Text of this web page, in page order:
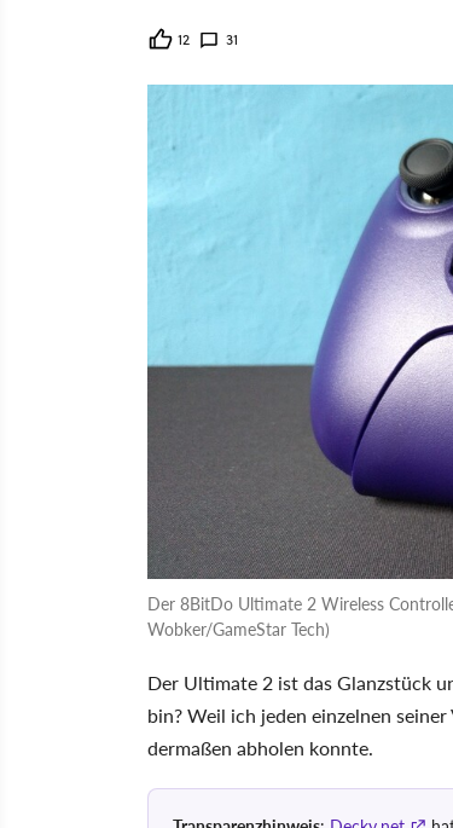
12 31
Der 8BitDo Ultimate 2 Wireless
Wobker/GameStar Tech)
Der Ultimate 2 ist das Glanzstück
bin? Weil ich jeden einzelnen
dermaßen abholen konnte.